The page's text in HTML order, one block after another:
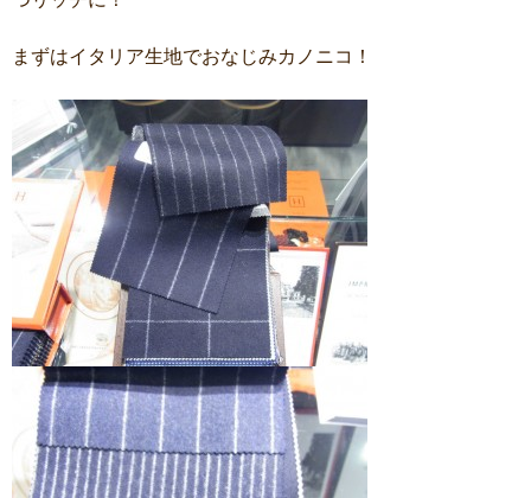
まずはイタリア生地でおなじみカノニコ！